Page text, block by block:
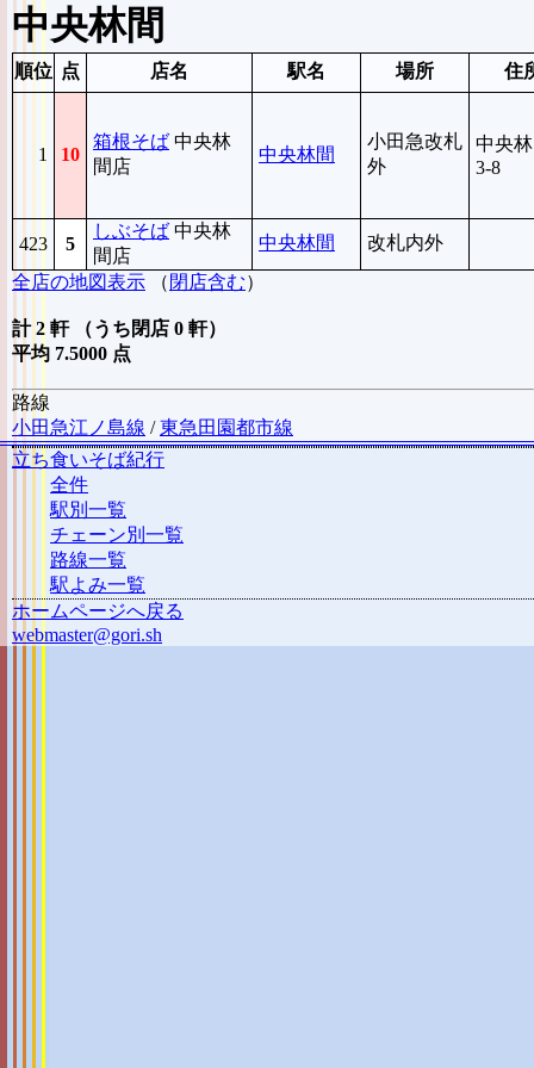
中央林間
順位 点 店名 駅名 場所 住
1 10
箱根そば 中央林
間店
中央林間
小田急改札
外
中央
3-8
423 5
しぶそば 中央林
間店
中央林間
改札内外
全店の地図表示 （ 閉店含む）
計 2 軒 （うち閉店 0 軒）
平均 7.5000 点
路線
小田急江ノ島線 /東急田園都市線
立ち食いそば紀行
全件
駅別一覧
チェーン別一覧
路線一覧
駅よみ一覧
ホームページへ戻る
webmaster@gori.sh